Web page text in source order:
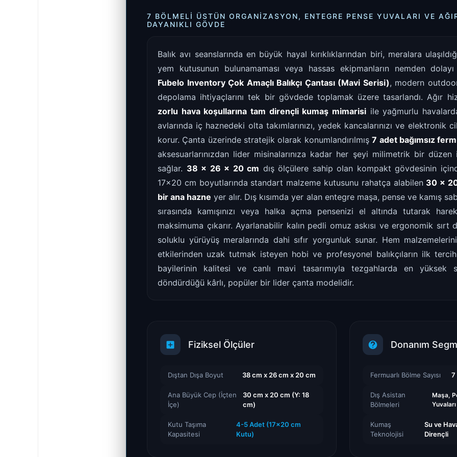
7 BÖLMELI ÜSTÜN ORGANIZASYON, ENTEGRE PENSE YUVALARI VE
DAYANIKLI GÖVDE
Balık avı seanslarında en büyük hayal kırıklıklarından biri, meralara
yem kutusunun bulunamaması veya hassas ekipmanların nemden
Fubelo Inventory Çok Amaçlı Balıkçı Çantası (Mavi Serisi), modern outdoor
depolama ihtiyaçlarını tek bir gövdede toplamak üzere tasarlandı. Ağır
zorlu hava koşullarına tam dirençli kumaş mimarisi ile yağmurlu
avlarında iç haznedeki olta takımlarınızı, yedek kancalarınızı ve elektronik
korur. Çanta üzerinde stratejik olarak konumlandırılmış7 adet bağımsız
aksesuarlarınızdan lider misinalarınıza kadar her şeyi milimetrik bir düzen
sağlar. 38 x 26 x 20 cm dış ölçülere sahip olan kompakt gövdesinin
17x20 cm boyutlarında standart malzeme kutusunu rahatça alabilen 30 x
bir ana hazne yer alır. Dış kısımda yer alan entegre maşa, pense ve kamış
sırasında kamışınızı veya halka açma pensenizi el altında tutarak
maksimuma çıkarır. Ayarlanabilir kalın pedli omuz askısı ve ergonomik sırt
soluklu yürüyüş meralarında dahi sıfır yorgunluk sunar. Hem malzemelerini
etkilerinden uzak tutmak isteyen hobi ve profesyonel balıkçıların ilk
bayilerinin kalitesi ve canlı mavi tasarımıyla tezgahlarda en yüksek
döndürdüğü kârlı, popüler bir lider çanta modelidir.
Fiziksel Ölçüler
Dıştan Dışa Boyut 38 cm x 26 cm x 20 cm
Ana Büyük Cep (İçten
İçe)
30 cm x 20 cm (Y: 18
cm)
Kutu Taşıma
Kapasitesi
4-5 Adet (17x20 cm
Kutu)
Donanım
Fermuarlı Bölme Sayısı 7
Dış Asistan
Bölmeleri
Maşa,
Yuvaları
Kumaş
Teknolojisi
Su ve
Dirençli